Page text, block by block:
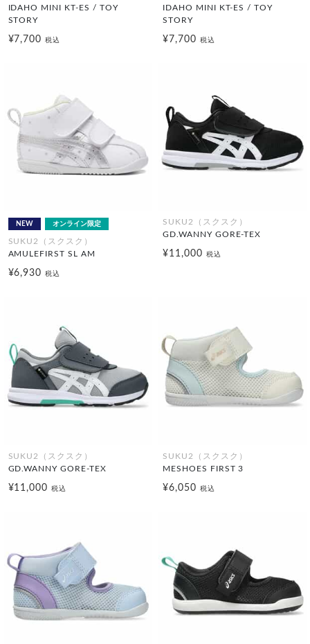
IDAHO MINI KT-ES / TOY
STORY
¥7,700税込
IDAHO MINI KT-ES / TOY
STORY
¥7,700 税込
NEW オンライン限定
SUKU2（スクスク）
AMULEFIRST SL AM
¥6,930税込
SUKU2（スクスク）
GD.WANNY GORE-TEX
¥11,000 税込
SUKU2（スクスク）
GD.WANNY GORE-TEX
¥11,000税込
SUKU2（スクスク）
MESHOES FIRST 3
¥6,050 税込